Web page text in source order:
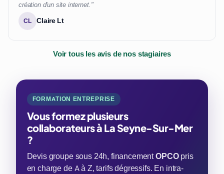
création d'un site internet."
CL Claire Lt
Voir tous les avis de nos stagiaires
FORMATION ENTREPRISE
Vous formez plusieurs
collaborateurs à La Seyne-Sur-Mer
?
Devis groupe sous 24h, financementOPCOpris
en charge de A à Z, tarifs dégressifs. En intra-